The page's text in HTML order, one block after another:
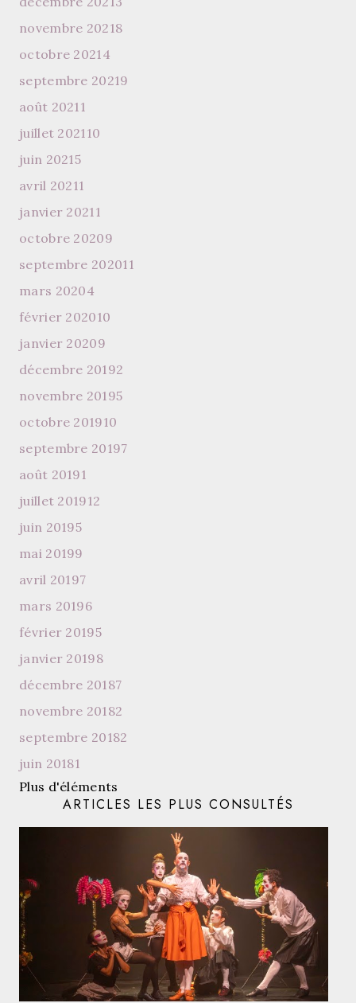
novembre 20218
octobre 20214
septembre 20219
août 20211
juillet 202110
juin 20215
avril 20211
janvier 20211
octobre 20209
septembre 202011
mars 20204
février 202010
janvier 20209
décembre 20192
novembre 20195
octobre 201910
septembre 20197
août 20191
juillet 201912
juin 20195
mai 20199
avril 20197
mars 20196
février 20195
janvier 20198
décembre 20187
novembre 20182
septembre 20182
juin 20181
Plus d'éléments
ARTICLES LES PLUS CONSULTÉS